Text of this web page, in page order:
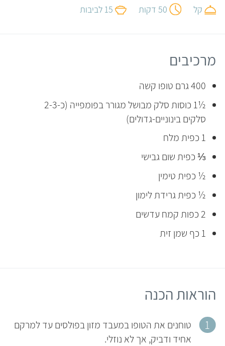
קל 50 דקות 15 לביבות
מרכיבים
400 גרם טופו קשה
½1 כוסות סלק מבושל מגורר בפומפייה (כ-2-3
סלקים בינוניים-גדולים)
1 כפית מלח
⅓ כפית שום גבישי
½ כפית טימין
½ כפית גרידת לימון
2 כפות קמח עדשים
1 כף שמן זית
הוראות הכנה
טוחנים את הטופו במעבד מזון בפולסים עד למרקם
אחיד ודביק, אך לא נוזלי.